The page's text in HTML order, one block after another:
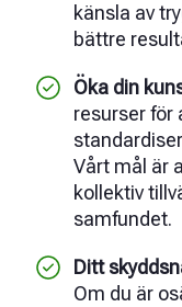
känsla av
bättre
Öka din
resurser för
Vårt mål är
kollektiv
samfundet.
Ditt
Om du är